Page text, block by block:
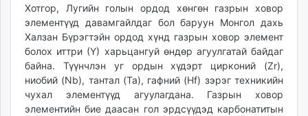
Хотгор, Лугийн голын ордод хөнгөн газрын ховор
элементүүд давамгайлдаг бол баруун Монгол дахь
Халзан Бүрэгтэйн ордод хүнд газрын ховор элемент
болох иттри (Y) харьцангуй өндөр агуулгатай байдаг
байна. Түүнчлэн уг ордын хүдэрт цирконий (Zr),
ниобий (Nb), тантал (Ta), гафний (Hf) зэрэг техникийн
чухал элементүүд агуулагдана. Газрын ховор
элементийн бие даасан гол эрдсүүдэд карбонатитын